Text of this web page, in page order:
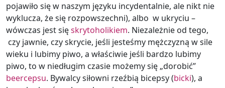
pojawiło się w naszym języku incydentalnie, ale nikt nie
wyklucza, że się rozpowszechni), albo w ukryciu –
wówczas jest sięskrytoholikiem. Niezależnie od tego,
czy jawnie, czy skrycie, jeśli jesteśmy mężczyzną w sile
wieku i lubimy piwo, a właściwie jeśli bardzo lubimy
piwo, to w niedługim czasie możemy się „dorobić”
beercepsu. Bywalcy siłowni rzeźbią bicepsy (bicki), a